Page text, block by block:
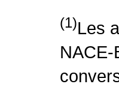
(1)Les